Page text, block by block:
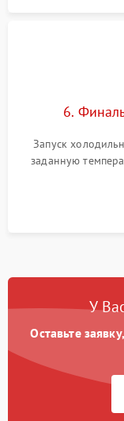
6.
Запуск
заданную
компрессора,
У
Оставьте